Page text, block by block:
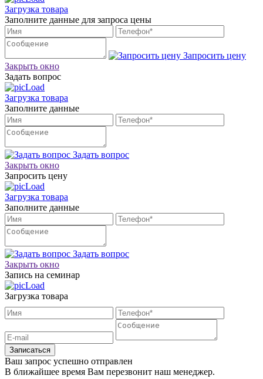
Загрузка товара
Заполните данные для запроса цены
Запросить цену
Закрыть окно
Задать вопрос
Загрузка товара
Заполните данные
Задать вопрос
Закрыть окно
Запросить цену
Загрузка товара
Заполните данные
Задать вопрос
Закрыть окно
Запись на семинар
Загрузка товара
Записаться
Ваш запрос успешно отправлен
В ближайшее время Вам перезвонит наш менеджер.